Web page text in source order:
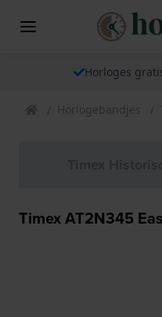
Horloges
Horlogebandjes
Timex AT2N345